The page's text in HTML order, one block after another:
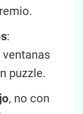
:
ventanas
puzzle.
, no con